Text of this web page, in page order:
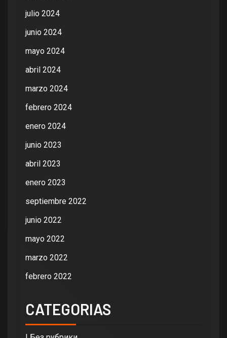
julio 2024
junio 2024
mayo 2024
abril 2024
marzo 2024
febrero 2024
enero 2024
junio 2023
abril 2023
enero 2023
septiembre 2022
junio 2022
mayo 2022
marzo 2022
febrero 2022
CATEGORIAS